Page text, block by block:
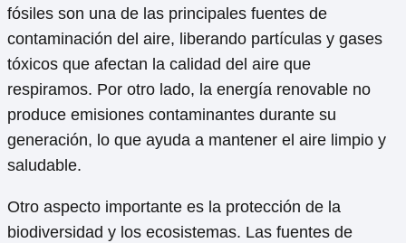
fósiles son una de las principales fuentes de
contaminación del aire, liberando partículas y gases
tóxicos que afectan la calidad del aire que
respiramos. Por otro lado, la energía renovable no
produce emisiones contaminantes durante su
generación, lo que ayuda a mantener el aire limpio y
saludable.
Otro aspecto importante es la protección de la
biodiversidad y los ecosistemas. Las fuentes de